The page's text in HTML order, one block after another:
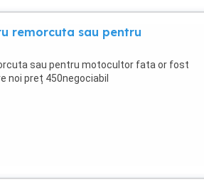
remorcuta sau pentru
sau pentru motocultor fata or fost
noi preț 450negociabil